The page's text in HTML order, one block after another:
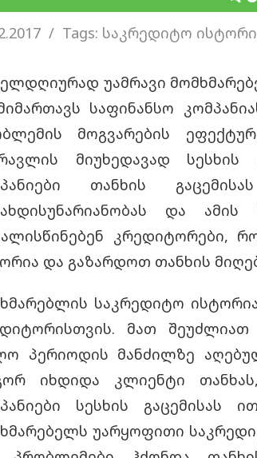
Tags: საკრედიტო
უამრავი
საფინანსო
მოგვარების
მიუხედავად
თანხის
და
კრედიტორები,
და გაზარდოთ თანხის
საკრედიტო
მათ
პერიოდის მანძილზე
იხდიდა კლიენტი
სესხის გაცემისას
უარყოფითი